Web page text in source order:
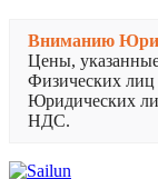
Вниманию
Цены,
Физических
Юридических
НДС.